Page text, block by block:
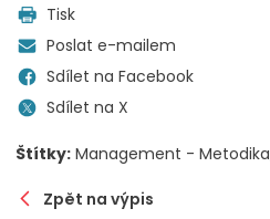
Tisk
Poslat e-mailem
Sdílet na Facebook
Sdílet na X
Štítky: Management - Metodika
Zpět na výpis